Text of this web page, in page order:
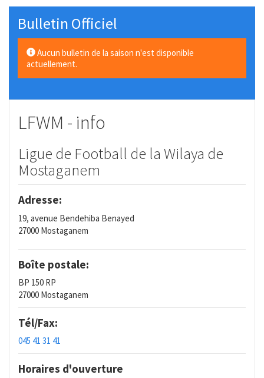
Bulletin Officiel
Aucun bulletin de la saison n'est disponible
actuellement.
LFWM - info
Ligue de Football de la Wilaya de
Mostaganem
Adresse:
19, avenue Bendehiba Benayed
27000 Mostaganem
Boîte postale:
BP 150 RP
27000 Mostaganem
Tél/Fax:
045 41 31 41
Horaires d'ouverture